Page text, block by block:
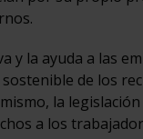
y la ayuda a las
de los
la
a los